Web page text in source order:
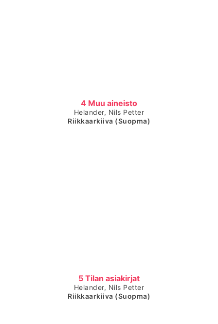
4 Muu aineisto
Čájet dárkkes dieđuid
Helander, Nils Petter
Riikkaarkiiva (Suopma)
5 Tilan asiakirjat
Čájet dárkkes dieđuid
Helander, Nils Petter
Riikkaarkiiva (Suopma)